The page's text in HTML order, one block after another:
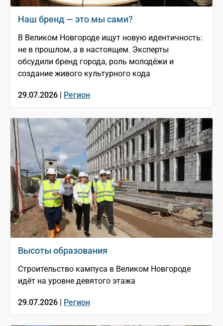
Наш бренд — это мы сами?
В Великом Новгороде ищут новую идентичность:
не в прошлом, а в настоящем. Эксперты
обсудили бренд города, роль молодёжи и
создание живого культурного кода
29.07.2026 | Регион
Высоты образования
Строительство кампуса в Великом Новгороде
идёт на уровне девятого этажа
29.07.2026 | Регион